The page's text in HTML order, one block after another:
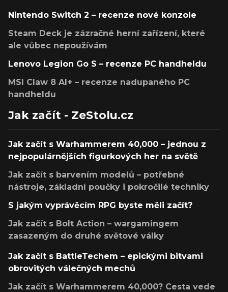
Nintendo Switch 2 – recenze nové konzole
Steam Deck je zázračné herní zařízení, které
ale vůbec nepoužívám
Lenovo Legion Go S – recenze PC handheldu
MSI Claw 8 AI+ – recenze nadupaného PC
handheldu
Jak začít - ZeStolu.cz
Jak začít s Warhammerem 40,000 – jednou z
nejpopulárnějších figurkových her na světě
Jak začít s barvením modelů – potřebné
nástroje, základní poučky i pokročilé techniky
S jakým vyprávěcím RPG byste měli začít?
Jak začít s Bolt Action – wargamingem
zasazeným do druhé světové války
Jak začít s BattleTechem – epickými bitvami
obrovitých válečných mechů
Jak začít s Warhammerem 40,000? Cesta vede